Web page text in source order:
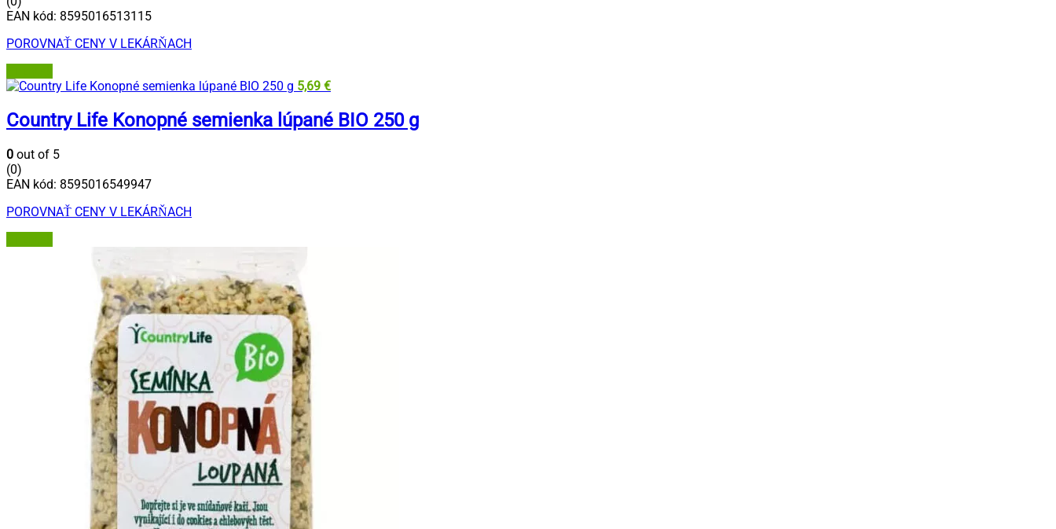
EAN kód: 8595016513115
POROVNAŤ CENY V LEKÁRŇACH
5,69 €
Country Life Konopné semienka lúpané BIO 250 g
0 out of 5
(0)
EAN kód: 8595016549947
POROVNAŤ CENY V LEKÁRŇACH